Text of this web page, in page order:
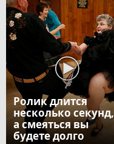
Ролик длится
несколько секунд,
а смеяться вы
будете долго